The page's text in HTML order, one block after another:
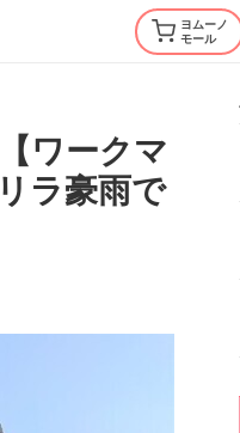
ヨムーノ
モール
ワークマ
ラ豪雨で